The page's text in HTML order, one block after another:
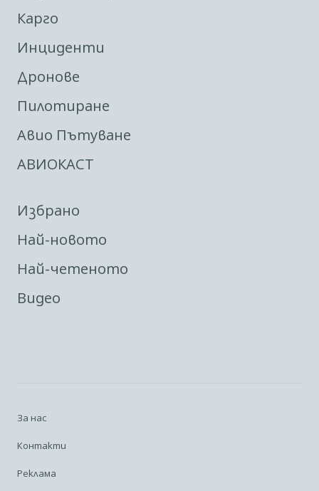
Карго
Инциденти
Дронове
Пилотиране
Авио Пътуване
АВИОКАСТ
Избрано
Най-новото
Най-четеното
Видео
За нас
Контакти
Реклама